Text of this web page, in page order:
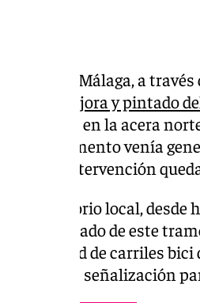
de Málaga, a
obras de mejora y pintado
se ubica en la acera
del pavimento venía
con esta intervención
el Consistorio local,
en el pintado de este
de la red de carriles
de señalización